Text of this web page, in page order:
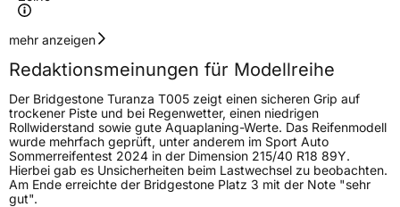
Geschwindigkeitsindex
Höchstgeschwindigkeit
210 km/h
Lastindex107
Höchstlast975 kg
Generelle Merkmale
mehr anzeigen
Redaktionsmeinungen für Modellreihe
Der Bridgestone Turanza T005 zeigt einen sicheren Grip auf
trockener Piste und bei Regenwetter, einen niedrigen
Rollwiderstand sowie gute Aquaplaning-Werte. Das Reifenmodell
wurde mehrfach geprüft, unter anderem im Sport Auto
Sommerreifentest 2024 in der Dimension 215/40 R18 89Y.
Hierbei gab es Unsicherheiten beim Lastwechsel zu beobachten.
Am Ende erreichte der Bridgestone Platz 3 mit der Note "sehr
gut".